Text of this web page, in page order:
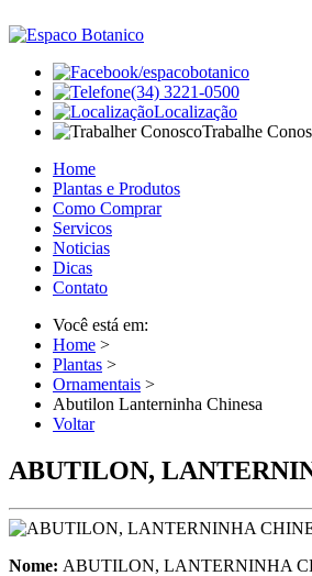
/espacobotanico
(34) 3221-0500
Localização
Trabalhe
Home
Plantas e Produtos
Como Comprar
Servicos
Noticias
Dicas
Contato
Você está em:
Home >
Plantas >
Ornamentais >
Abutilon Lanterninha Chinesa
Voltar
ABUTILON,
Nome: ABUTILON, LANTERNINHA